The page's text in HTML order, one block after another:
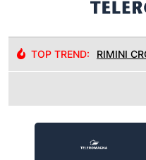
TOP TREND: RIMINI